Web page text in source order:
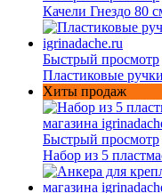
Качели Гнездо 80
Быстрый просмотр
Пластиковые ручки
Хиты продаж
Быстрый просмотр
Набор из 5